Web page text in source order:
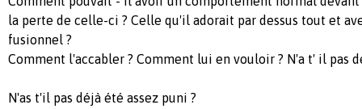
la perte de celle-ci ? Celle qu'il adorait par dessus tout et
fusionnel ?
Comment l'accabler ? Comment lui en vouloir ? N'a t' il pas
N'as t'il pas déjà été assez puni ?